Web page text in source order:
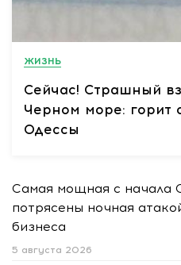
ЖИЗНЬ
Сейчас! Страшный
Черном море: горит
Одессы
Самая мощная с начала
потрясены ночная
бизнеса
5 августа 2026